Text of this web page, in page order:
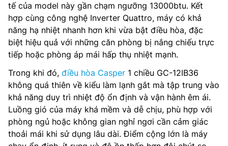
tế của model này gần chạm ngưỡng 13000btu. Kết
hợp cùng công nghệ Inverter Quattro, máy có khả
năng hạ nhiệt nhanh hơn khi vừa bật điều hòa, đặc
biệt hiệu quả với những căn phòng bị nắng chiếu trực
tiếp hoặc phòng áp mái hấp thụ nhiệt mạnh.
Trong khi đó, điều hòa Casper 1 chiều GC-12IB36
không quá thiên về kiểu làm lạnh gắt mà tập trung vào
khả năng duy trì nhiệt độ ổn định và vận hành êm ái.
Luồng gió của máy khá mềm và dễ chịu, phù hợp với
phòng ngủ hoặc không gian nghỉ ngơi cần cảm giác
thoải mái khi sử dụng lâu dài. Điểm cộng lớn là máy